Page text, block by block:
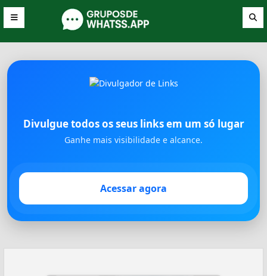
Divulgue todos os seus links em um só lugar
Ganhe mais visibilidade e alcance.
Acessar agora